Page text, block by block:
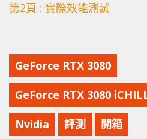
第2頁 : 實際效能測試
GeForce RTX 3080
GeForce RTX 3080
Nvidia 評測 開箱